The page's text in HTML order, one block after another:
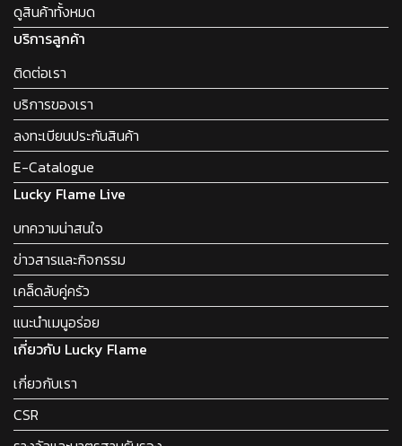
ดูสินค้าทั้งหมด
บริการลูกค้า
ติดต่อเรา
บริการของเรา
ลงทะเบียนประกันสินค้า
E-Catalogue
Lucky Flame Live
บทความน่าสนใจ
ข่าวสารและกิจกรรม
เคล็ดลับคู่ครัว
แนะนำเมนูอร่อย
เกี่ยวกับ Lucky Flame
เกี่ยวกับเรา
CSR